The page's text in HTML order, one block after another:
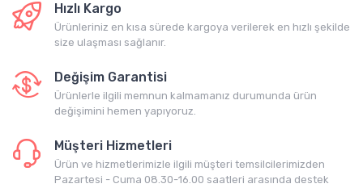
Hızlı Kargo
Ürünleriniz en kısa sürede kargoya verilerek en hızlı şekilde
size ulaşması sağlanır.
Değişim Garantisi
Ürünlerle ilgili memnun kalmamanız durumunda ürün
değişimini hemen yapıyoruz.
Müşteri Hizmetleri
Ürün ve hizmetlerimizle ilgili müşteri temsilcilerimizden
Pazartesi - Cuma 08.30-16.00 saatleri arasında destek